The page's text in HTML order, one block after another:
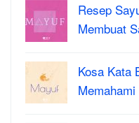
Resep
Membuat
Kosa Kata